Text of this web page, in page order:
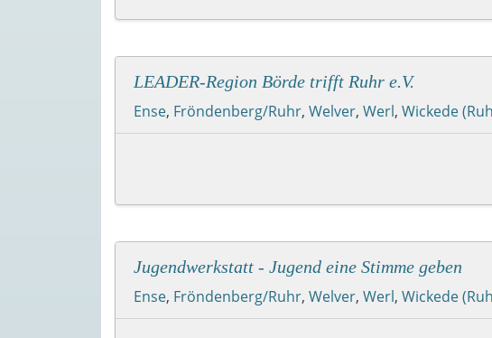
LEADER-Region Börde trifft Ruhr e.V.
Ense, Fröndenberg/Ruhr, Welver, Werl, Wickede
Jugendwerkstatt - Jugend eine Stimme geben
Ense, Fröndenberg/Ruhr, Welver, Werl, Wickede